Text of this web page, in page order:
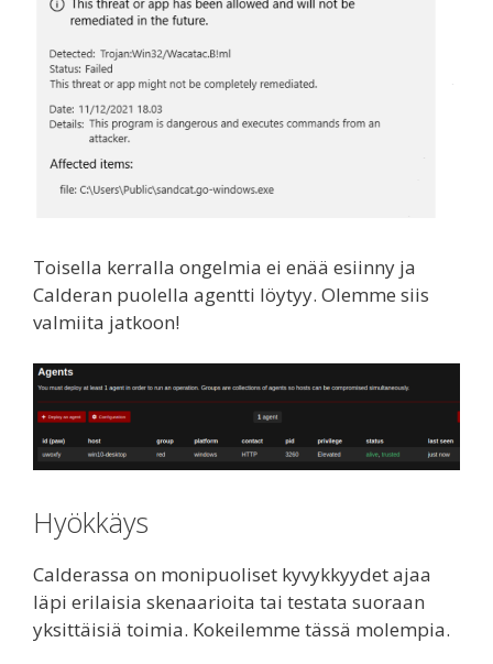
Toisella kerralla ongelmia ei enää esiinny ja
Calderan puolella agentti löytyy. Olemme siis
valmiita jatkoon!
Hyökkäys
Calderassa on monipuoliset kyvykkyydet ajaa
läpi erilaisia skenaarioita tai testata suoraan
yksittäisiä toimia. Kokeilemme tässä molempia.